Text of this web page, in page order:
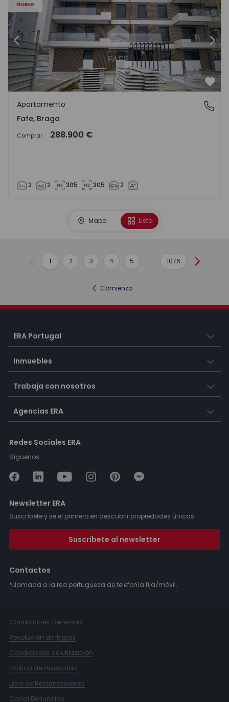
Nuevo
Anterior
Fafe, Braga
Apartamento
Fafe, Braga
Comprar 288.900 €
2 2 305 305 2
Mapa Lista
Anterior
1 2 3 4 5 ... 1076
Comienzo
ERA Portugal
Inmuebles
Trabaja con nosotros
Agencias ERA
Redes Sociales ERA
Síguenos:
Newsletter ERA
Suscríbete y sé el primero en descubrir propiedades únicas.
Suscríbete al newsletter
Contactos
*Llamada a la red portuguesa de telefonía fija/móvil.
Condiciones Generales
Resolución de litigios
Condiciones de utilización
Política de Privacidad
Libro de Reclamaciones
Canal Denuncias